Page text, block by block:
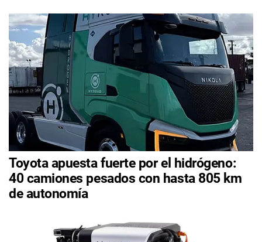
Toyota apuesta fuerte por el hidrógeno:
40 camiones pesados con hasta 805 km
de autonomía